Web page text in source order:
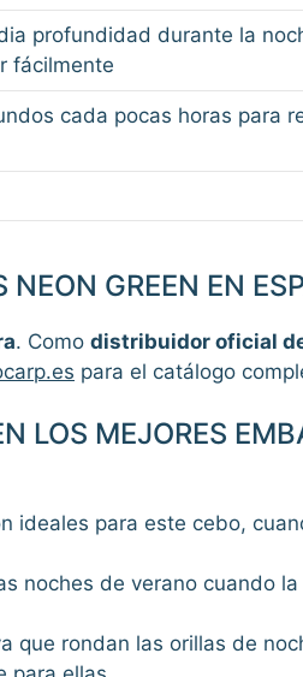
profundidad durante la
fácilmente
cada pocas horas para
NEON GREEN EN
. Como distribuidor oficial
para el catálogo
LOS MEJORES
ideales para este cebo,
noches de verano cuando
que rondan las orillas de